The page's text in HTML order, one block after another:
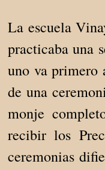
La escuela
practicaba una
uno va primero
de una
monje
recibir los
ceremonias